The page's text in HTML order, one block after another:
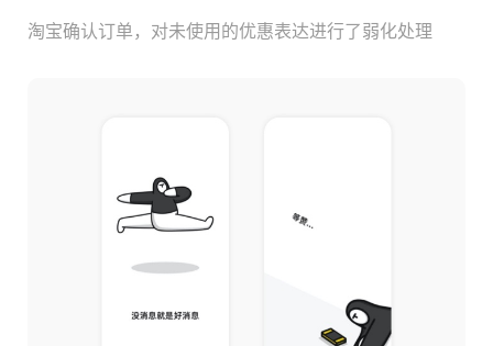
淘宝确认订单，对未使用的优惠表达进行了弱化处理